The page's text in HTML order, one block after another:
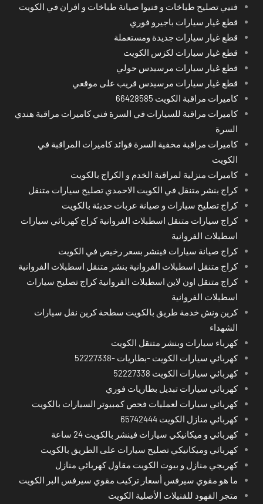
فنيي تصليح طباخات و فنيوا صيانة طباخات و افران في الكويت
قطع غيار سيارات باجيرو فوري
قطع غيار سيارات جديدة ومستعملة
قطع غيار سيارات لكزس الكويت
قطع غيار سيارات مرسيدس حولي
قطع غيار سيارات مرسيدس قريب على موقعي
كاميرات مراقبة الكويت 66428585
كاميرات مراقبة للسيارات في السرة فني كاميرات مراقبة هندي
السرة
كاميرات مراقبة مخفية السرة فوائد كاميرات المراقبة في
الكويت
كاميرات منزلية لمراقبة الخدم و الكراج بالكويت
كراج بنشر متنقل في الكويت الاحمدي تصليح سيارات متنقل
كراج تصليح سيارات و صيانة عربات حديثة بالكويت
كراج سيارات متنقل اسطبلات الفروانية كراج كهربائي سيارات
اسطبلات الفروانية
كراج صيانة سيارات فينشر بسعر رخيص في الكويت
كراج متنقل اسطبلات الفروانية بنشر متنقل اسطبلات الفروانية
كراج متنقل اون لاين اسطبلات الفروانية كراج تصليح سيارات
اسطبلات الفروانية
كرين ونش خدمة طريق بالكويت سطحة كرين نقل سيارات
الشهداء
كهرباء سيارات وبنشر متنقل الكويت
كهربائي سيارات الكويت -بطاريات -52227338
كهربائي سيارات الكويت 52227338
كهربائي سيارات تبديل بطاريات فوري
كهربائي سيارات لعمليات فحص كمبيوتر السيارات بالكويت
كهربائي منازل الكويت 65742444
كهربائي و ميكانيكي سيارات فينشر بالكويت 24 ساعة
كهربائي وميكانيكي تصليح سيارات على الطريق بالكويت
كهربجي منازل و بيوت الكويت مقاول كهربائي منازل
ما هو مقوي سيرفس أسعار تركيب مقوي سيرفس البر الكويت
متجر الفهود للفنيلات الأصلية الكويت